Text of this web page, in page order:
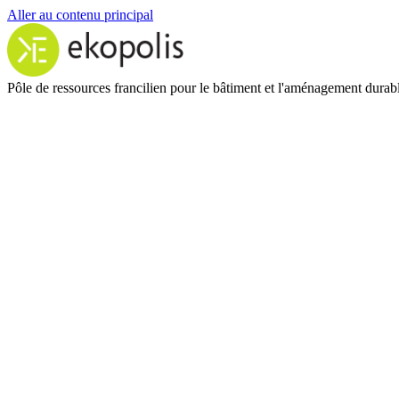
Aller au contenu principal
Pôle de ressources francilien pour le bâtiment et l'aménagement